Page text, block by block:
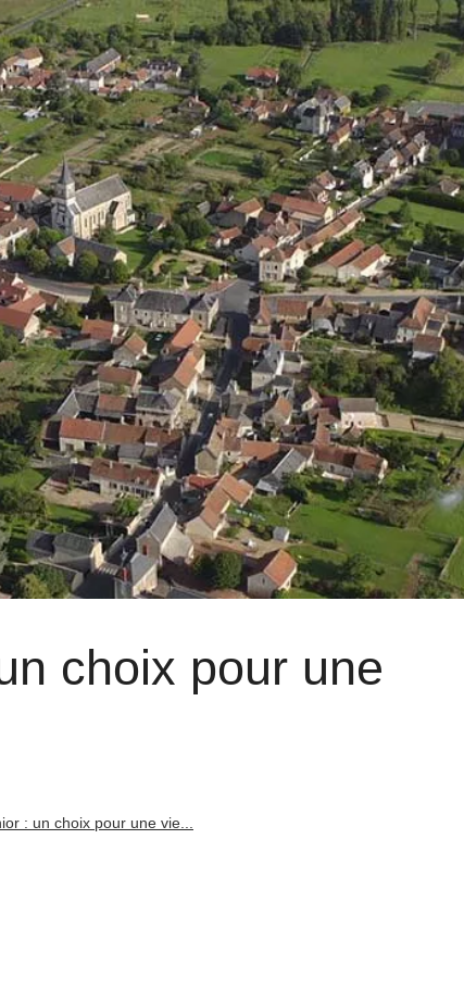
choix pour une
: un choix pour une vie...